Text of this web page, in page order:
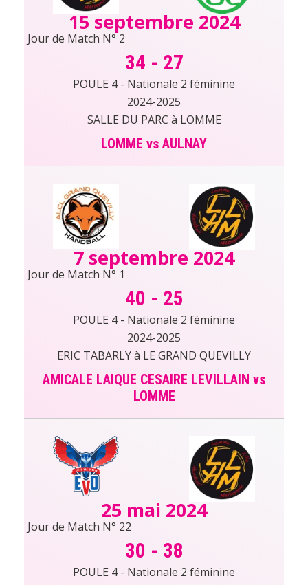
15 septembre 2024
Jour de Match N° 2
34 - 27
POULE 4 - Nationale 2 féminine
2024-2025
SALLE DU PARC à LOMME
LOMME vs AULNAY
7 septembre 2024
Jour de Match N° 1
40 - 25
POULE 4 - Nationale 2 féminine
2024-2025
ERIC TABARLY à LE GRAND QUEVILLY
AMICALE LAIQUE CESAIRE LEVILLAIN vs
LOMME
25 mai 2024
Jour de Match N° 22
30 - 38
POULE 4 - Nationale 2 féminine